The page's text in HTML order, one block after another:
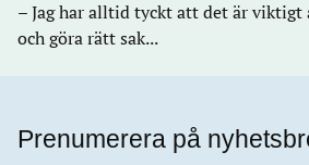
– Jag har alltid tyckt att det är viktigt
och göra rätt sak...
Prenumerera på